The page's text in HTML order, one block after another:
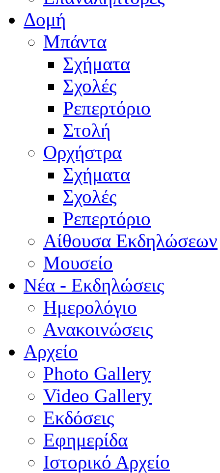
Δομή
Μπάντα
Σχήματα
Σχολές
Ρεπερτόριο
Στολή
Ορχήστρα
Σχήματα
Σχολές
Ρεπερτόριο
Aίθουσα Εκδηλώσεων
Μουσείο
Νέα - Εκδηλώσεις
Ημερολόγιο
Aνακοινώσεις
Αρχείο
Photo Gallery
Video Gallery
Εκδόσεις
Εφημερίδα
Ιστορικό Αρχείο